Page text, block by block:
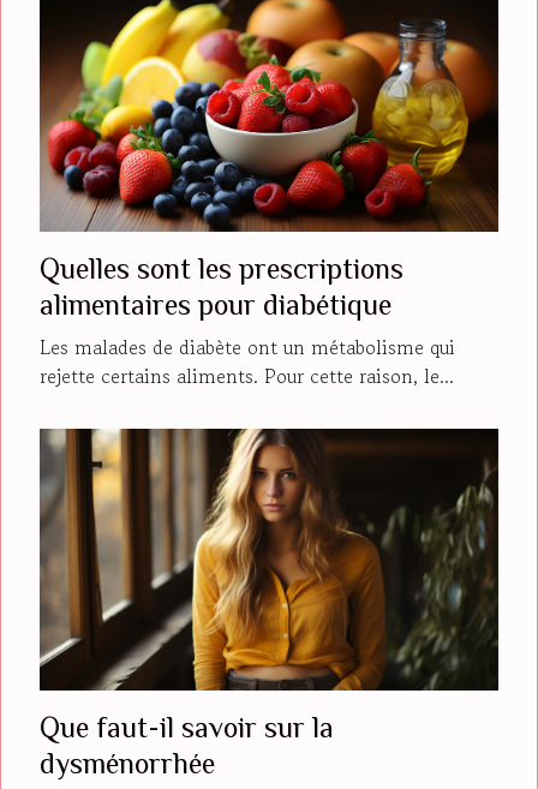
Quelles sont les prescriptions
alimentaires pour diabétique
Les malades de diabète ont un métabolisme qui
rejette certains aliments. Pour cette raison, le...
Que faut-il savoir sur la
dysménorrhée